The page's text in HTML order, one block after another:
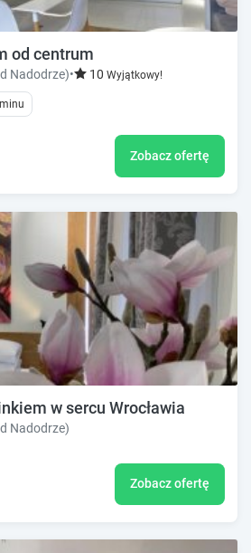
od centrum
Nadodrze)• 10 Wyjątkowy!
Zobacz ofertę
w sercu Wrocławia
Nadodrze)
Zobacz ofertę